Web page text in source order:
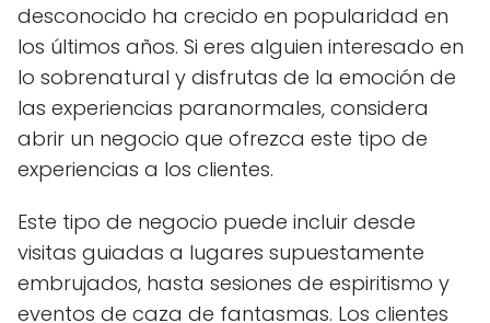
desconocido ha crecido en popularidad en
los últimos años. Si eres alguien interesado en
lo sobrenatural y disfrutas de la emoción de
las experiencias paranormales, considera
abrir un negocio que ofrezca este tipo de
experiencias a los clientes.
Este tipo de negocio puede incluir desde
visitas guiadas a lugares supuestamente
embrujados, hasta sesiones de espiritismo y
eventos de caza de fantasmas. Los clientes